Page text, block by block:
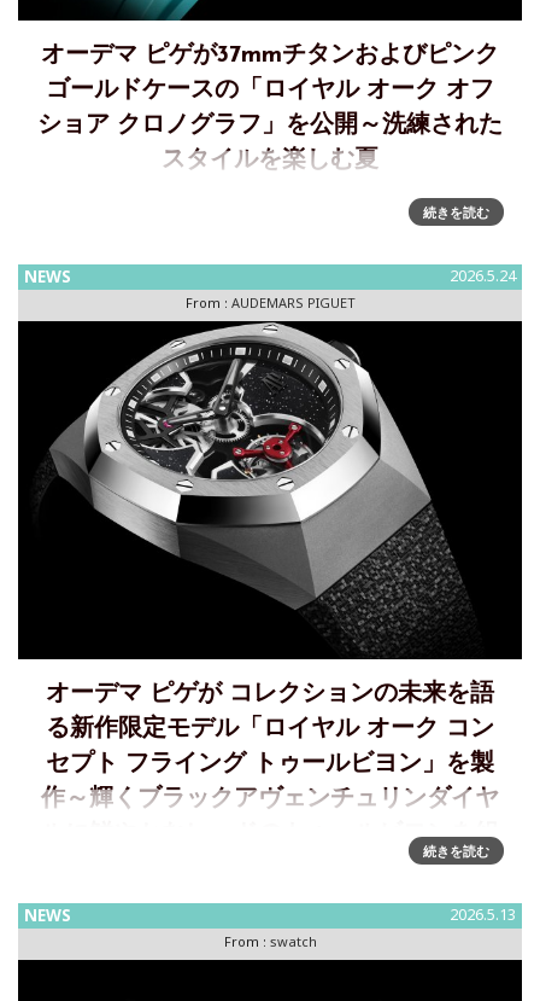
オーデマ ピゲが37mmチタンおよびピンク
ゴールドケースの「ロイヤル オーク オフ
ショア クロノグラフ」を公開～洗練された
スタイルを楽しむ夏
37MMの「ロイヤル オーク オフショア クロノグラフ」で楽
しむ夏スイスのオートオルロジュリー マニュファクチュール
「ロイヤル オーク オフショア クロノグラフ」を3モ
続きを読む
NEWS 2026.5.24
From : AUDEMARS PIGUET
オーデマ ピゲが コレクションの未来を語
る新作限定モデル「ロイヤル オーク コン
セプト フライング トゥールビヨン」を製
作～輝くブラックアヴェンチュリンダイヤ
ルに鮮やかなレッドのトゥールビヨンを組
オーデマ ピゲ、YOON & VERBAL とともに「ロイヤル オー
ク コンセプト」限定モデルを製作スイスのオートオルロジュ
リー マニュファクチュール、オーデマ ピゲは、YOON と
続きを読む
NEWS 2026.5.13
From : swatch